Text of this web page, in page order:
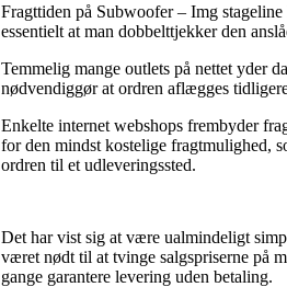
Fragttiden på Subwoofer – Img
essentielt at man dobbelttjekker den
Temmelig mange outlets på nettet yder
nødvendiggør at ordren aflægges
Enkelte internet webshops frembyder
for den mindst kostelige fragtmulighed,
ordren til et udleveringssted.
Det har vist sig at være ualmindeligt
været nødt til at tvinge salgspriserne på
gange garantere levering uden betaling.